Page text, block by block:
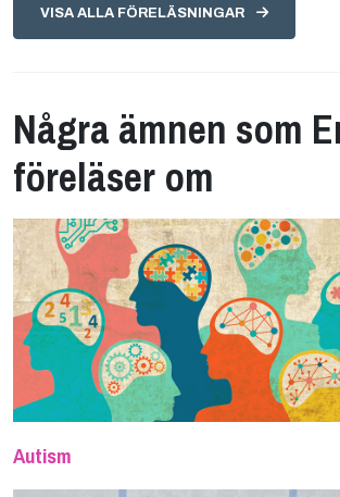
VISA ALLA FÖRELÄSNINGAR
Några ämnen som
föreläser om
Autism